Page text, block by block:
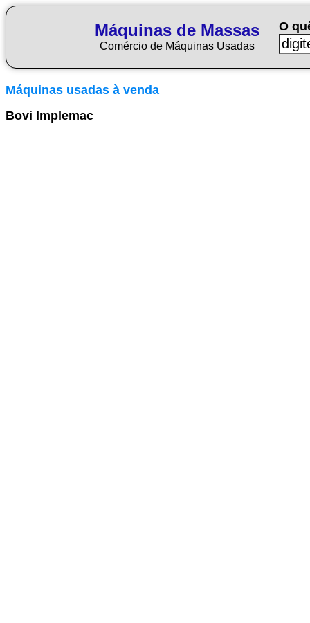
Máquinas de Massas
Comércio de Máquinas Usadas
O
Máquinas usadas à venda
Bovi Implemac